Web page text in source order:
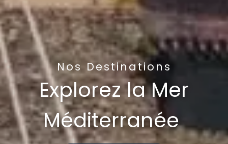
Nos Destinations
Explorez la Mer
Méditerranée